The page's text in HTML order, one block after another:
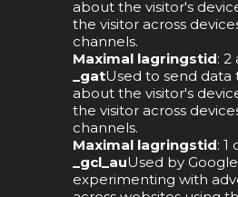
about the visitor's
the visitor across
channels.
Maximal lagringstid: 2
_gatUsed to send data
about the visitor's
the visitor across
channels.
Maximal lagringstid: 1
_gcl_auUsed by
experimenting with